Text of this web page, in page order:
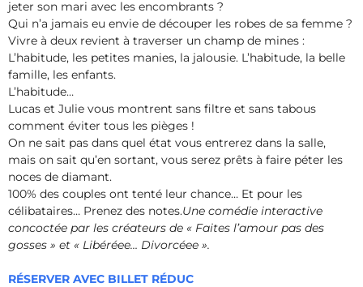
jeter son mari avec les encombrants ?
Qui n’a jamais eu envie de découper les robes de sa femme ?
Vivre à deux revient à traverser un champ de mines :
L’habitude, les petites manies, la jalousie. L’habitude, la belle
famille, les enfants.
L’habitude…
Lucas et Julie vous montrent sans filtre et sans tabous
comment éviter tous les pièges !
On ne sait pas dans quel état vous entrerez dans la salle,
mais on sait qu’en sortant, vous serez prêts à faire péter les
noces de diamant.
100% des couples ont tenté leur chance… Et pour les
célibataires… Prenez des notes.Une comédie interactive
concoctée par les créateurs de « Faites l’amour pas des
gosses » et « Libéréee… Divorcéee ».
RÉSERVER AVEC BILLET RÉDUC